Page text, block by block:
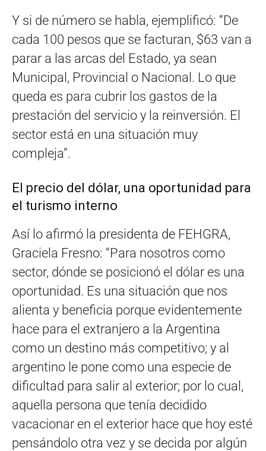
Y si de número se habla, ejemplificó: “De
cada 100 pesos que se facturan, $63 van a
parar a las arcas del Estado, ya sean
Municipal, Provincial o Nacional. Lo que
queda es para cubrir los gastos de la
prestación del servicio y la reinversión. El
sector está en una situación muy
compleja”.
El precio del dólar, una oportunidad para
el turismo interno
Así lo afirmó la presidenta de FEHGRA,
Graciela Fresno: “Para nosotros como
sector, dónde se posicionó el dólar es una
oportunidad. Es una situación que nos
alienta y beneficia porque evidentemente
hace para el extranjero a la Argentina
como un destino más competitivo; y al
argentino le pone como una especie de
dificultad para salir al exterior; por lo cual,
aquella persona que tenía decidido
vacacionar en el exterior hace que hoy esté
pensándolo otra vez y se decida por algún